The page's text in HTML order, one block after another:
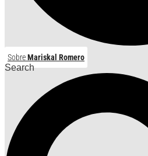
SobreMariskal Romero
Search